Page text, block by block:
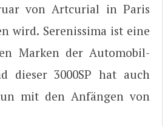
von Artcurial in Paris
wird. Serenissima ist eine
Marken der Automobil-
dieser 3000SP hat auch
mit den Anfängen von